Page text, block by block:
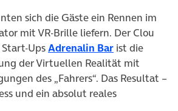
sich die Gäste ein Rennen im
mit VR-Brille liefern. Der Clou
UpsAdrenalin Bar(öffnet in
ist die
der Virtuellen Realität mit
des „Fahrers“. Das Resultat –
und ein absolut reales